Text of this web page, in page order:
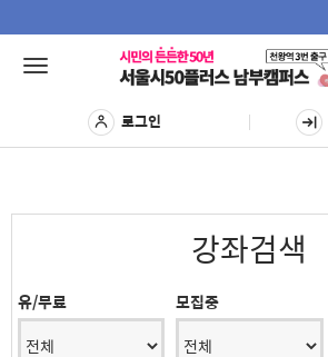
Toggle
로그인
강좌검색
유/무료 모집중